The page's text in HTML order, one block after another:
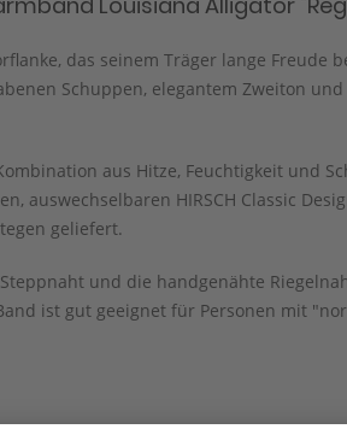
das seinem Träger lange
Schuppen, elegantem Zweiton
aus Hitze, Feuchtigkeit und
auswechselbaren HIRSCH Classic
geliefert.
und die handgenähte
ist gut geeignet für Personen mit